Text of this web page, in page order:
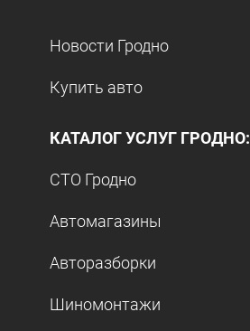
Новости Гродно
Купить авто
КАТАЛОГ УСЛУГ ГРОДНО:
СТО Гродно
Автомагазины
Авторазборки
Шиномонтажи